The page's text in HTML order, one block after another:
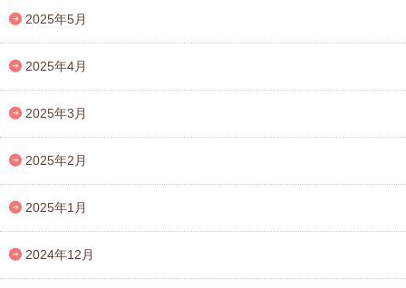
2025年5月
2025年4月
2025年3月
2025年2月
2025年1月
2024年12月